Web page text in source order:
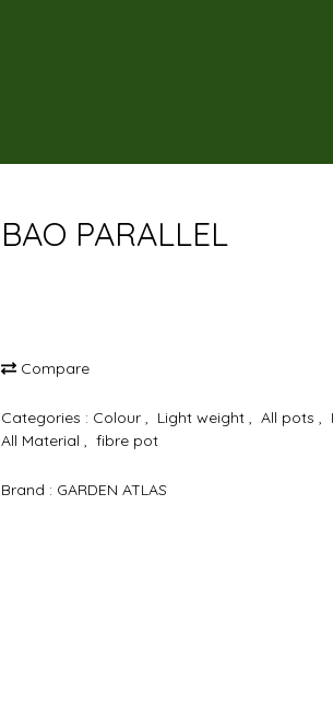
BAO PARALLEL
Compare
Categories : Colour , Light weight , All pots ,
All Material , fibre pot
Brand : GARDEN ATLAS